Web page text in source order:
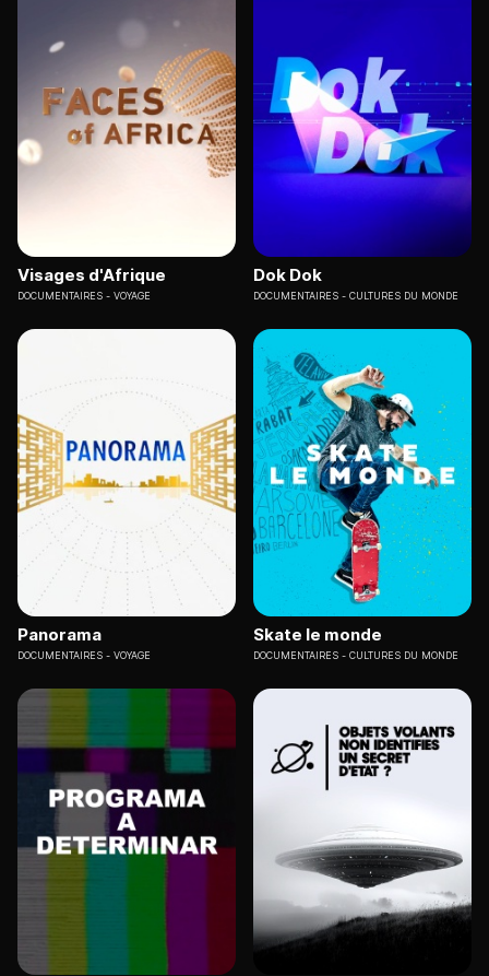
Visages d'Afrique
DOCUMENTAIRES VOYAGE
Dok Dok
DOCUMENTAIRES CULTURES DU MONDE
Panorama
DOCUMENTAIRES VOYAGE
Skate le monde
DOCUMENTAIRES CULTURES DU MONDE